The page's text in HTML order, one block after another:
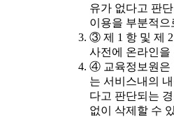
유가 없다고 판
이용을 부분적으
③ 제 1 항 및 제
사전에 온라인을
④ 교육정보원은
는 서비스내의
다고 판단되는
없이 삭제할 수